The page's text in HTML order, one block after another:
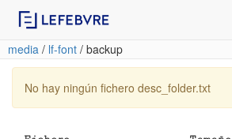
media / lf-font / backup
No hay ningún fichero desc_folder.txt